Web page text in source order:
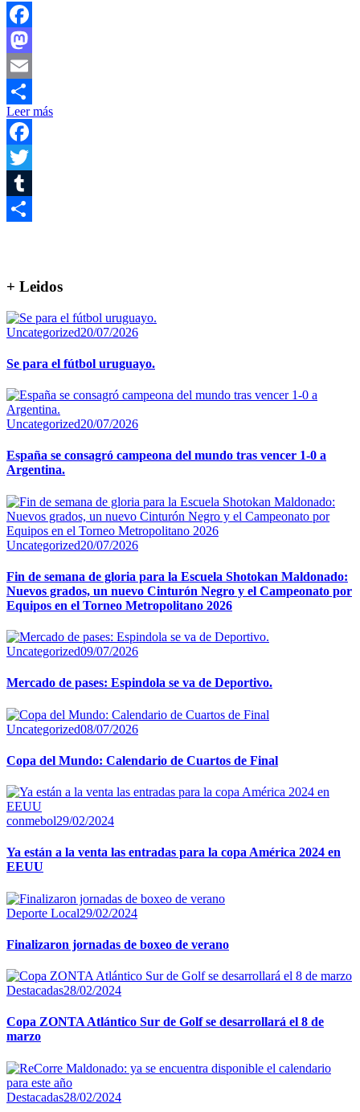
Facebook
Mastodon
Email
Compartir
Leer más
Facebook
Twitter
Tumblr
+ Leidos
Uncategorized20/07/2026
Se para el fútbol uruguayo.
Uncategorized20/07/2026
España se consagró campeona del mundo tras vencer 1-0 a
Argentina.
Uncategorized20/07/2026
Fin de semana de gloria para la Escuela Shotokan Maldonado:
Nuevos grados, un nuevo Cinturón Negro y el Campeonato por
Equipos en el Torneo Metropolitano 2026
Uncategorized09/07/2026
Mercado de pases: Espindola se va de Deportivo.
Uncategorized08/07/2026
Copa del Mundo: Calendario de Cuartos de Final
conmebol29/02/2024
Ya están a la venta las entradas para la copa América 2024 en
EEUU
Deporte Local29/02/2024
Finalizaron jornadas de boxeo de verano
Destacadas28/02/2024
Copa ZONTA Atlántico Sur de Golf se desarrollará el 8 de
marzo
Destacadas28/02/2024